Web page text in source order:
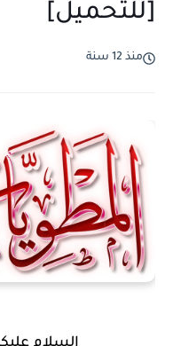
[للتحميل]
منذ 12 سنة